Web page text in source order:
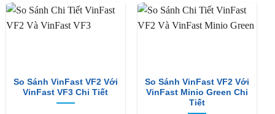
So Sánh VinFast VF2 Với
VinFast VF3 Chi Tiết
So Sánh VinFast VF2 Với
VinFast Minio Green Chi
Tiết